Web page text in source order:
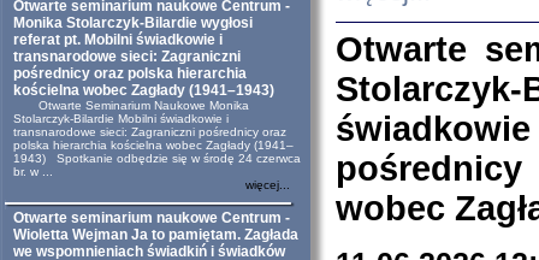
Otwarte seminarium naukowe Centrum -
Monika Stolarczyk-Bilardie wygłosi
referat pt. Mobilni świadkowie i
transnarodowe sieci: Zagraniczni
pośrednicy oraz polska hierarchia
kościelna wobec Zagłady (1941–1943)
Otwarte Seminarium Naukowe Monika
Stolarczyk-Bilardie Mobilni świadkowie i
transnarodowe sieci: Zagraniczni pośrednicy oraz
polska hierarchia kościelna wobec Zagłady (1941–
1943) Spotkanie odbędzie się w środę 24 czerwca
br. w ...
więcej...
Otwarte seminarium naukowe Centrum -
Wioletta Wejman Ja to pamiętam. Zagłada
we wspomnieniach świadkiń i świadków
Otwarte
wobec